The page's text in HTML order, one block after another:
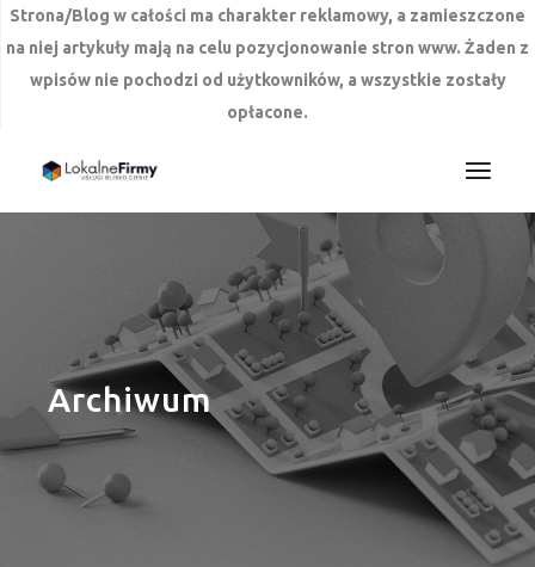
Strona/Blog w całości ma charakter reklamowy, a zamieszczone
na niej artykuły mają na celu pozycjonowanie stron www. Żaden z
wpisów nie pochodzi od użytkowników, a wszystkie zostały
opłacone.
Archiwum